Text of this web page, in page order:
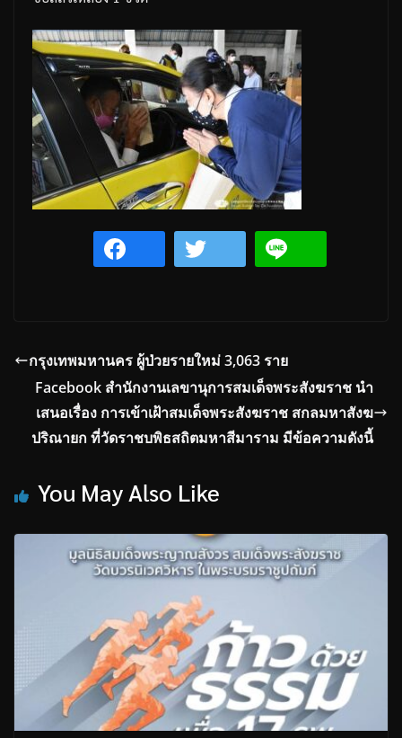
กรุงเทพมหานคร ผู้ป่วยรายใหม่ 3,063 ราย
Facebook สำนักงานเลขานุการสมเด็จพระสังฆราช นำ
เสนอเรื่อง การเข้าเฝ้าสมเด็จพระสังฆราช สกลมหาสังฆ
ปริณายก ที่วัดราชบพิธสถิตมหาสีมาราม มีข้อความดังนี้
You May Also Like